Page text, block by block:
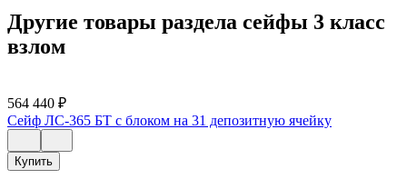
Другие товары раздела сейфы 3 класс
взлом
564 440 ₽
Сейф ЛС-365 БТ с блоком на 31 депозитную ячейку
Купить